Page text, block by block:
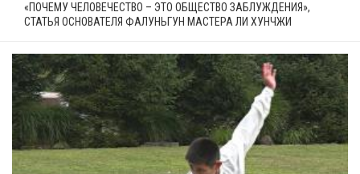
«ПОЧЕМУ ЧЕЛОВЕЧЕСТВО – ЭТО ОБЩЕСТВО ЗАБЛУЖДЕНИЯ»,
СТАТЬЯ ОСНОВАТЕЛЯ ФАЛУНЬГУН МАСТЕРА ЛИ ХУНЧЖИ